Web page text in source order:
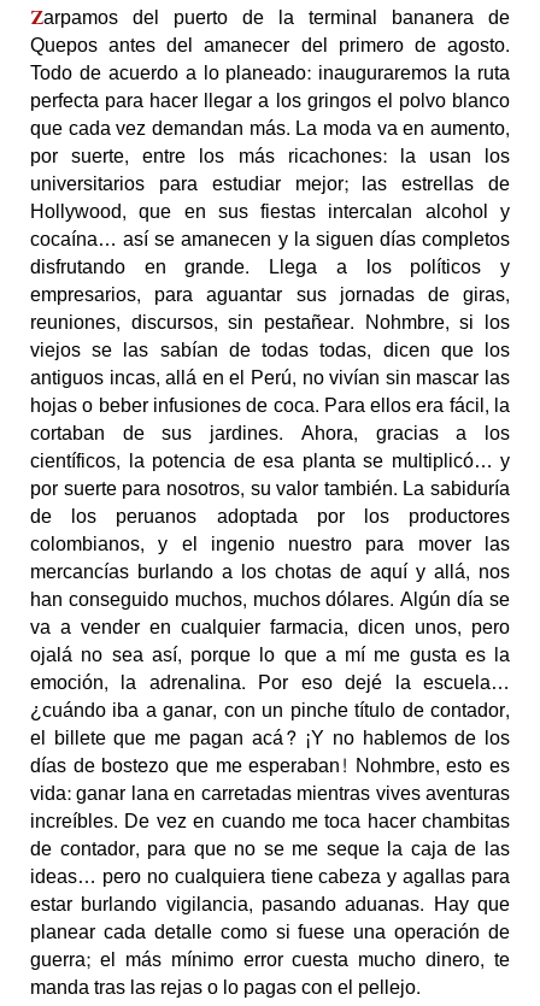
Zarpamos del puerto de la terminal bananera de
Quepos antes del amanecer del primero de agosto.
Todo de acuerdo a lo planeado: inauguraremos la ruta
perfecta para hacer llegar a los gringos el polvo blanco
que cada vez demandan más. La moda va en aumento,
por suerte, entre los más ricachones: la usan los
universitarios para estudiar mejor; las estrellas de
Hollywood, que en sus fiestas intercalan alcohol y
cocaína… así se amanecen y la siguen días completos
disfrutando en grande. Llega a los políticos y
empresarios, para aguantar sus jornadas de giras,
reuniones, discursos, sin pestañear. Nohmbre, si los
viejos se las sabían de todas todas, dicen que los
antiguos incas, allá en el Perú, no vivían sin mascar las
hojas o beber infusiones de coca. Para ellos era fácil, la
cortaban de sus jardines. Ahora, gracias a los
científicos, la potencia de esa planta se multiplicó… y
por suerte para nosotros, su valor también. La sabiduría
de los peruanos adoptada por los productores
colombianos, y el ingenio nuestro para mover las
mercancías burlando a los chotas de aquí y allá, nos
han conseguido muchos, muchos dólares. Algún día se
va a vender en cualquier farmacia, dicen unos, pero
ojalá no sea así, porque lo que a mí me gusta es la
emoción, la adrenalina. Por eso dejé la escuela…
¿cuándo iba a ganar, con un pinche título de contador,
el billete que me pagan acá? ¡Y no hablemos de los
días de bostezo que me esperaban! Nohmbre, esto es
vida: ganar lana en carretadas mientras vives aventuras
increíbles. De vez en cuando me toca hacer chambitas
de contador, para que no se me seque la caja de las
ideas… pero no cualquiera tiene cabeza y agallas para
estar burlando vigilancia, pasando aduanas. Hay que
planear cada detalle como si fuese una operación de
guerra; el más mínimo error cuesta mucho dinero, te
manda tras las rejas o lo pagas con el pellejo.